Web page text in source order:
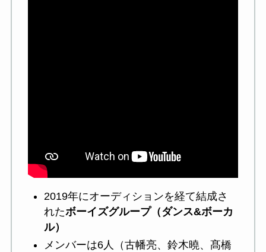
2019年にオーディションを経て結成さ
れたボーイズグループ（ダンス&ボーカ
ル）
メンバーは6人（古幡亮、鈴木曉、髙橋